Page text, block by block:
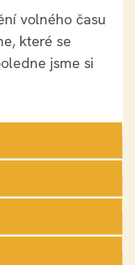
volného času
které se
jsme si